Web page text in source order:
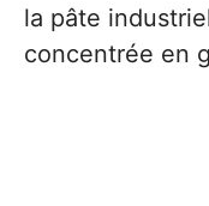
la pâte
concentrée en